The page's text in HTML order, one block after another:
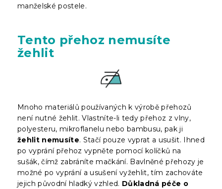
manželské postele.
Tento přehoz nemusíte
žehlit
Mnoho materiálů používaných k výrobě přehozů
není nutné žehlit. Vlastníte-li tedy přehoz z vlny,
polyesteru, mikroflanelu nebo bambusu, pak ji
žehlit nemusíte. Stačí pouze vyprat a usušit. Ihned
po vyprání přehoz vypněte pomocí kolíčků na
sušák, čímž zabráníte mačkání. Bavlněné přehozy je
možné po vyprání a usušení vyžehlit, tím zachováte
jejich původní hladký vzhled. Důkladná péče o